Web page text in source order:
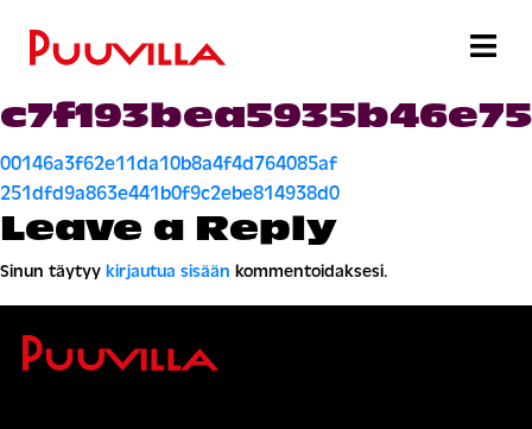
Artikkelien
selaus
00146a3f62e11da10b8a4f4d764085af
251dfd9a863e441b0f9c2ebe814938d0
Leave a Reply
Sinun täytyy kirjautua sisään kommentoidaksesi.